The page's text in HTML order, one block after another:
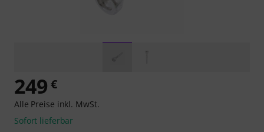
249 €
Alle Preise inkl. MwSt.
Sofort lieferbar